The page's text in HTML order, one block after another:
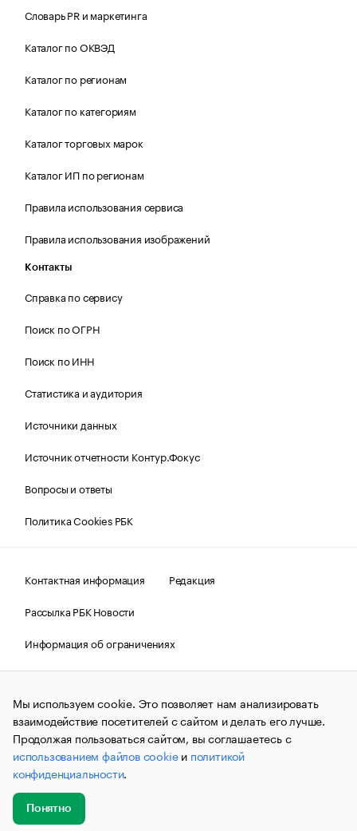
Словарь PR и маркетинга
Каталог по ОКВЭД
Каталог по регионам
Каталог по категориям
Каталог торговых марок
Каталог ИП по регионам
Правила использования сервиса
Правила использования изображений
Контакты
Справка по сервису
Поиск по ОГРН
Поиск по ИНН
Статистика и аудитория
Источники данных
Источник отчетности Контур.Фокус
Вопросы и ответы
Политика Cookies РБК
Контактная информация
Редакция
Рассылка РБК Новости
Информация об ограничениях
Правовая информация
О соблюдении авторских прав
© АО «РОСБИЗНЕСКОНСАЛТИНГ»,1995–2026.Сообщения
и материалы информационного агентства «РБК»
(зарегистрировано Федеральной службой по надзору в сфере
связи, информационных технологий и массовых
коммуникаций (Роскомнадзор) 09.12.2015 за номером ИА
№ФС77-63848) сопровождаются пометкой «РБК». Отдельные
публикации могут содержать информацию,
не предназначенную для пользователей
до 18 лет.
Мы используем cookie. Это позволяет нам анализировать
взаимодействие посетителей с сайтом и делать его лучше.
Продолжая пользоваться сайтом, вы соглашаетесь с
использованием файлов cookieи политикой
конфиденциальности.
Понятно